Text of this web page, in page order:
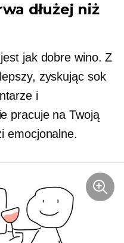
dłużej niż
jak dobre wino. Z
zyskując sok
i
pracuje na Twoją
emocjonalne.